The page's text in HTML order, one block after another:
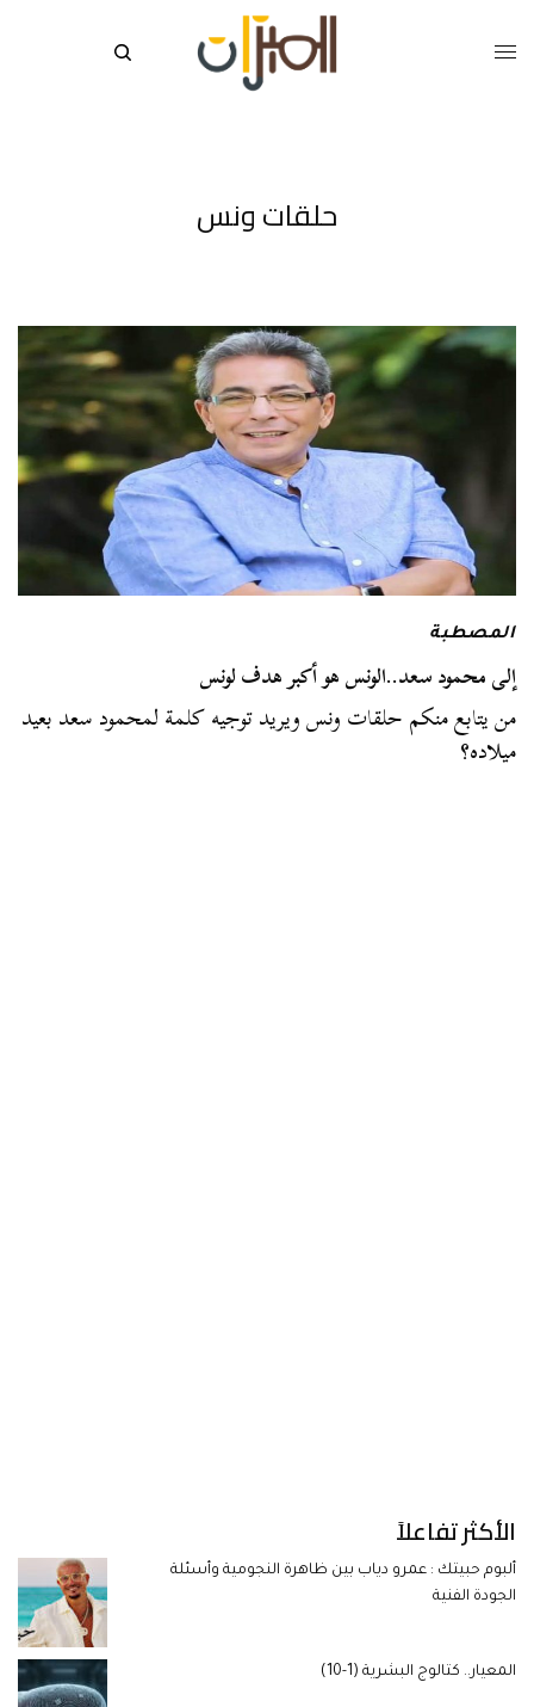
حلقات ونس
المصطبة
إلى محمود سعد..الونس هو أكبر هدف لونس
من يتابع منكم حلقات ونس ويريد توجيه كلمة لمحمود سعد بعيد
ميلاده؟
الأكثر تفاعلاً
ألبوم حبيتك : عمرو دياب بين ظاهرة النجومية وأسئلة
الجودة الفنية
المعيار.. كتالوج البشرية (1-10)